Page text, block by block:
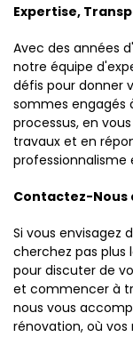
Expertise,
Avec des années
notre équipe
défis pour donner
sommes engagés
processus, en
travaux et en
professionnalisme
Contactez-Nous
Si vous envisagez
cherchez pas plus
pour discuter de
et commencer à
nous vous
rénovation, où vos